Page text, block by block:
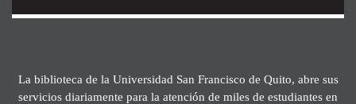
La biblioteca de la Universidad San Francisco de Quito, abre sus
servicios diariamente para la atención de miles de estudiantes en